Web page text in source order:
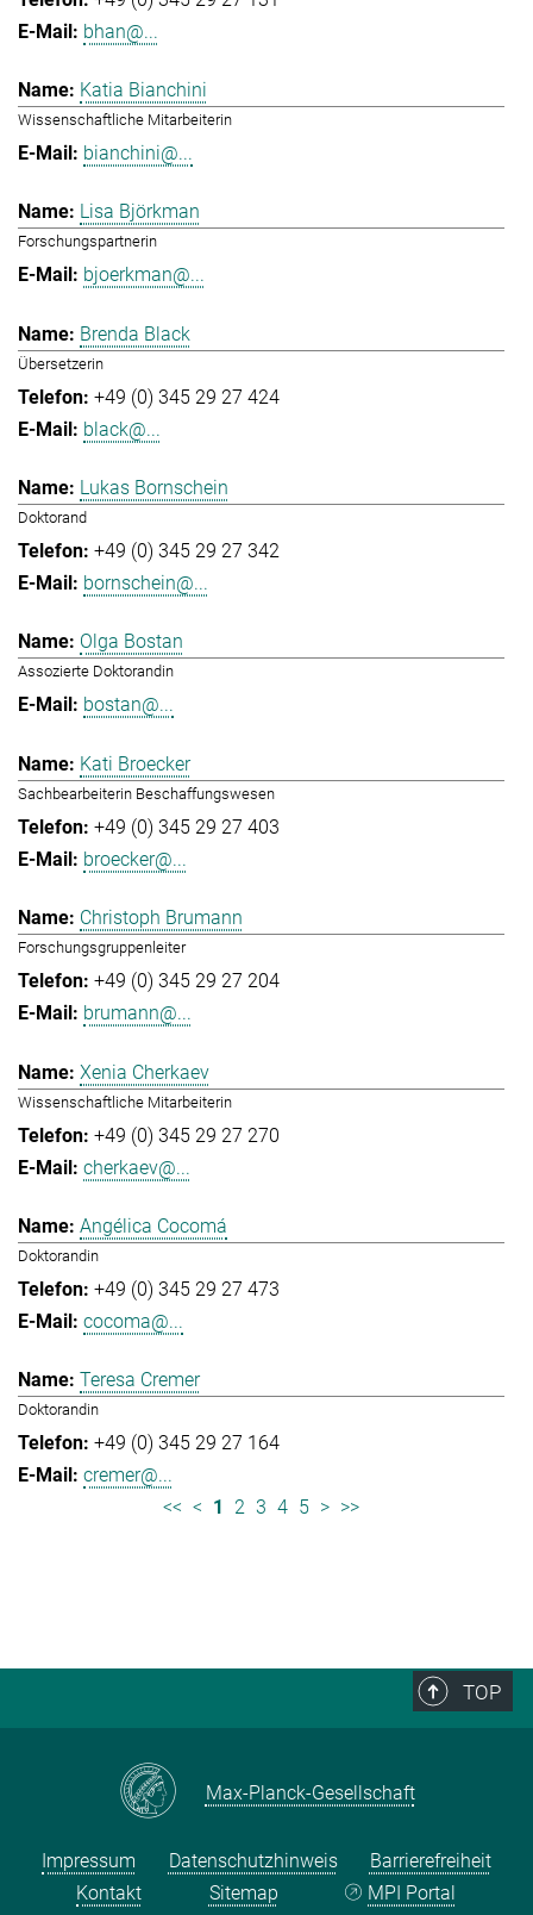
bhan@...
Katia Bianchini
Wissenschaftliche Mitarbeiterin
bianchini@...
Lisa Björkman
Forschungspartnerin
bjoerkman@...
Brenda Black
Übersetzerin
+49 (0) 345 29 27 424
black@...
Lukas Bornschein
Doktorand
+49 (0) 345 29 27 342
bornschein@...
Olga Bostan
Assozierte Doktorandin
bostan@...
Kati Broecker
Sachbearbeiterin Beschaffungswesen
+49 (0) 345 29 27 403
broecker@...
Christoph Brumann
Forschungsgruppenleiter
+49 (0) 345 29 27 204
brumann@...
Xenia Cherkaev
Wissenschaftliche Mitarbeiterin
+49 (0) 345 29 27 270
cherkaev@...
Angélica Cocomá
Doktorandin
+49 (0) 345 29 27 473
cocoma@...
Teresa Cremer
Doktorandin
+49 (0) 345 29 27 164
cremer@...
<< < 1 2 3 4 5 > >>
TOP
Max-Planck-Gesellschaft
Impressum Datenschutzhinweis
Barrierefreiheit
Kontakt
Sitemap MPI Portal